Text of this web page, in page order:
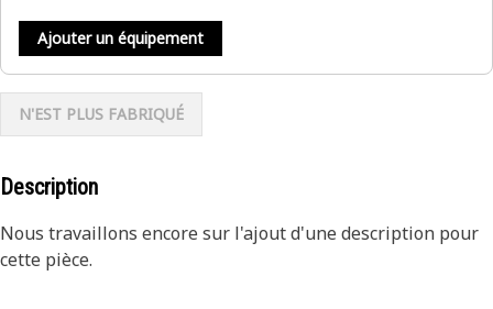
Ajouter un équipement
N'EST PLUS FABRIQUÉ
Description
Nous travaillons encore sur l'ajout d'une description pour
cette pièce.